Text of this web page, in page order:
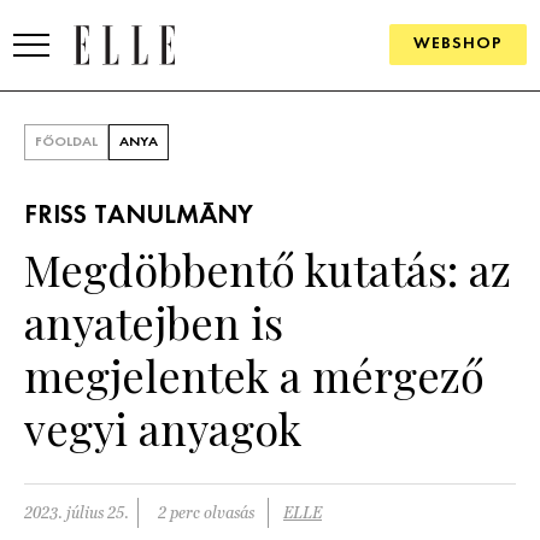
WEBSHOP
SZÉPSÉG
KULTÚRA
PÁRKAPCSOLAT
FŐOLDAL ANYA
FRISS TANULMÁNY
Megdöbbentő kutatás: az
anyatejben is
megjelentek a mérgező
vegyi anyagok
2023. július 25. 2 perc olvasás ELLE